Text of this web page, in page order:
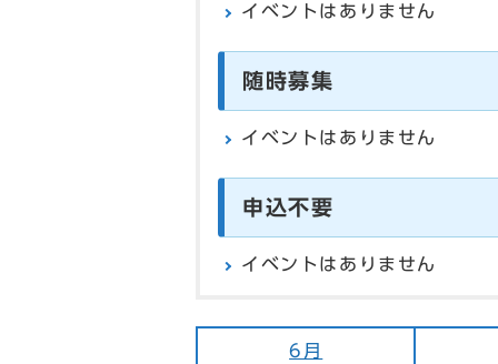
イベントはありません
随時募集
イベントはありません
申込不要
イベントはありません
6月